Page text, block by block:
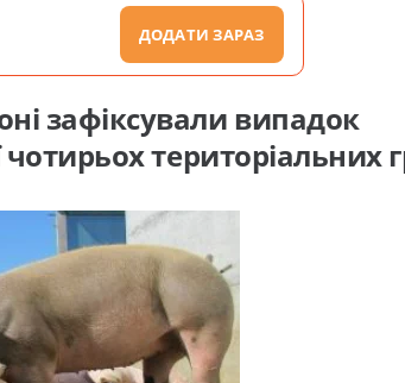
ДОДАТИ ЗАРАЗ
зафіксували випадок
територіальних